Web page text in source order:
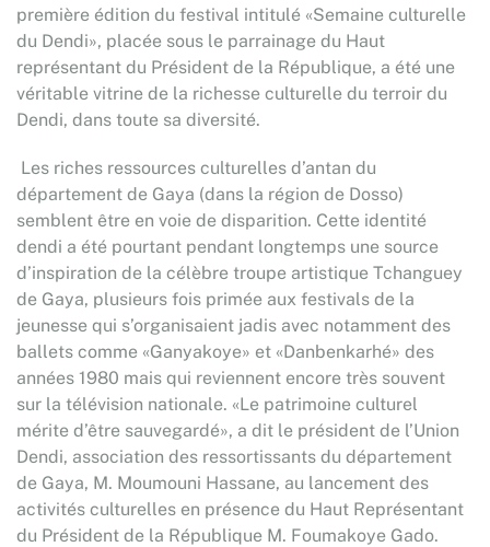
première édition du festival intitulé «Semaine culturelle
du Dendi», placée sous le parrainage du Haut
représentant du Président de la République, a été une
véritable vitrine de la richesse culturelle du terroir du
Dendi, dans toute sa diversité.
Les riches ressources culturelles d’antan du
département de Gaya (dans la région de Dosso)
semblent être en voie de disparition. Cette identité
dendi a été pourtant pendant longtemps une source
d’inspiration de la célèbre troupe artistique Tchanguey
de Gaya, plusieurs fois primée aux festivals de la
jeunesse qui s’organisaient jadis avec notamment des
ballets comme «Ganyakoye» et «Danbenkarhé» des
années 1980 mais qui reviennent encore très souvent
sur la télévision nationale. «Le patrimoine culturel
mérite d’être sauvegardé», a dit le président de l’Union
Dendi, association des ressortissants du département
de Gaya, M. Moumouni Hassane, au lancement des
activités culturelles en présence du Haut Représentant
du Président de la République M. Foumakoye Gado.